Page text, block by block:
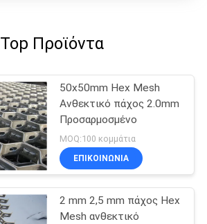
Top Προϊόντα
50x50mm Hex Mesh
Ανθεκτικό πάχος 2.0mm
Προσαρμοσμένο
MOQ:100 κομμάτια
ΕΠΙΚΟΙΝΩΝΊΑ
2 mm 2,5 mm πάχος Hex
Mesh ανθεκτικό